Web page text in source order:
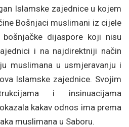
Islamske zajednice u kojem
Bošnjaci muslimani iz cijele
dijaspore koji nisu
i na najdirektniji način
muslimana u usmjeravanju i
Islamske zajednice. Svojim
i insinuacijama
kakav odnos ima prema
muslimana u Saboru.